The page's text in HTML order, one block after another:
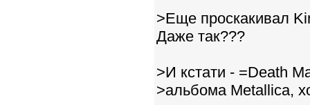
>Еще проскакивал
Даже так???
>И кстати - =Death
>альбома Metallica,